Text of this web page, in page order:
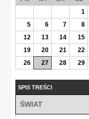
1
5
6 7 8
12
13 14 15
19
20 21 22
26
27 28 29
SPIS TREŚCI
ŚWIAT